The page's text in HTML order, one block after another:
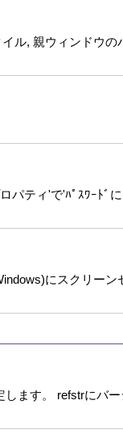
ル, 親ウィンドウの
パティ'で'ﾊﾟｽﾜｰﾄﾞ
にスクリー
ます。 refstrにバー